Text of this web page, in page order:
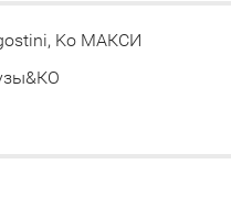
Ko МАКСИ